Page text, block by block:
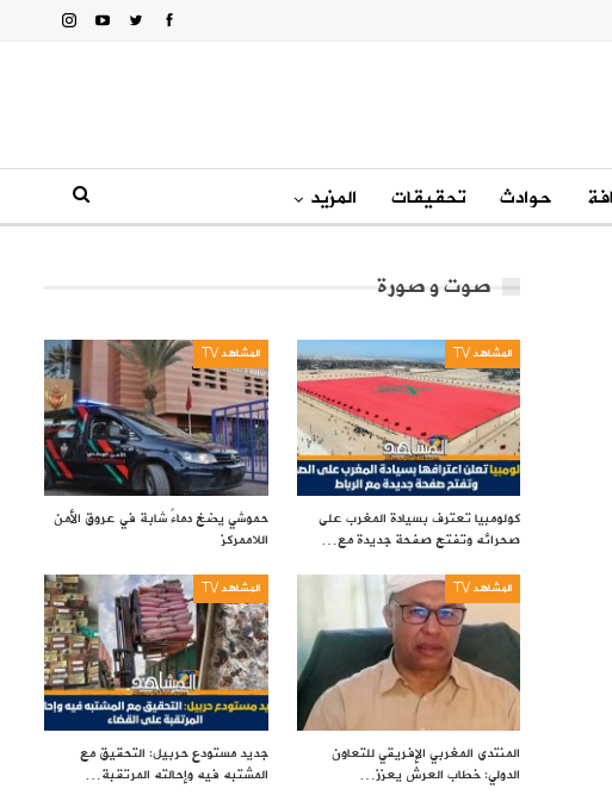
حوادث تحقيقات المزيد
صوت و صورة
المشاهد TV
كولومبيا تعترف بسيادة المغرب على
صحرائه وتفتح صفحة جديدة مع…
المشاهد TV
حموشي يضخ دماءً شابة في عروق الأمن
اللاممركز
المشاهد TV
المنتدى المغربي الإفريقي للتعاون
الدولي: خطاب العرش يعزز…
المشاهد TV
جديد مستودع حربيل: التحقيق مع
المشتبه فيه وإحالته المرتقبة…